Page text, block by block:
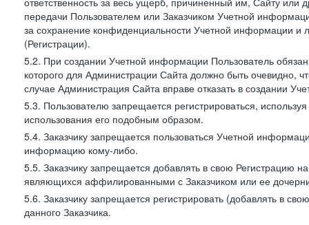
передачи Пользователем или Заказчиком Учетной
за сохранение конфиденциальности Учетной информации
(Регистрации).
5.2. При создании Учетной информации Пользователь
которого для Администрации Сайта должно быть очевидно,
случае Администрация Сайта вправе отказать в создании
5.3. Пользователю запрещается регистрироваться,
использования его подобным образом.
5.4. Заказчику запрещается пользоваться Учетной
информацию кому-либо.
5.5. Заказчику запрещается добавлять в свою Регистрацию
являющихся аффилированными с Заказчиком или ее
5.6. Заказчику запрещается регистрировать (добавлять в
данного Заказчика.